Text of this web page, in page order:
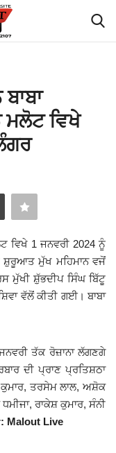
ਮਲੋਟ ਵਿਖੇ
ਵਿਖੇ 1 ਜਨਵਰੀ 2024 ਨੂੰ
ਮੁੱਖ ਮਹਿਮਾਨ ਵਜੋਂ
ਮੁੱਖੀ ਸ਼ੁੱਭਦੀਪ ਸਿੰਘ ਬਿੱਟੂ
ਵੱਲੋਂ ਕੀਤੀ ਗਈ। ਬਾਬਾ
ਤੱਕ ਰੋਜ਼ਾਨਾ ਲੱਗਣਗੇ
ਦੀ ਪ੍ਰਾਣ ਪ੍ਰਤਿਸ਼ਠਾ
ਤਰਸੇਮ ਲਾਲ, ਅਸ਼ੋਕ
ਰਾਕੇਸ਼ ਕੁਮਾਰ, ਸੰਨੀ
Malout Live